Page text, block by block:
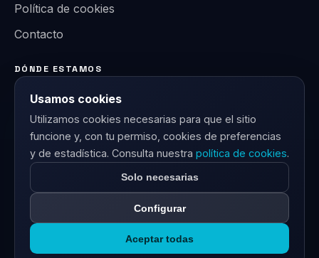
Política de cookies
Contacto
DÓNDE ESTAMOS
Carrer de la Diputació 238, 08007 Barcelona,
hola@semesterz.com
+34 910 783 456
© 2026 Semesterz. Contenido con fines educativos e
Usamos cookies
Utilizamos cookies necesarias para que el sitio
funcione y, con tu permiso, cookies de preferencias
y de estadística. Consulta nuestra política de cookies.
Solo necesarias
Configurar
Aceptar todas